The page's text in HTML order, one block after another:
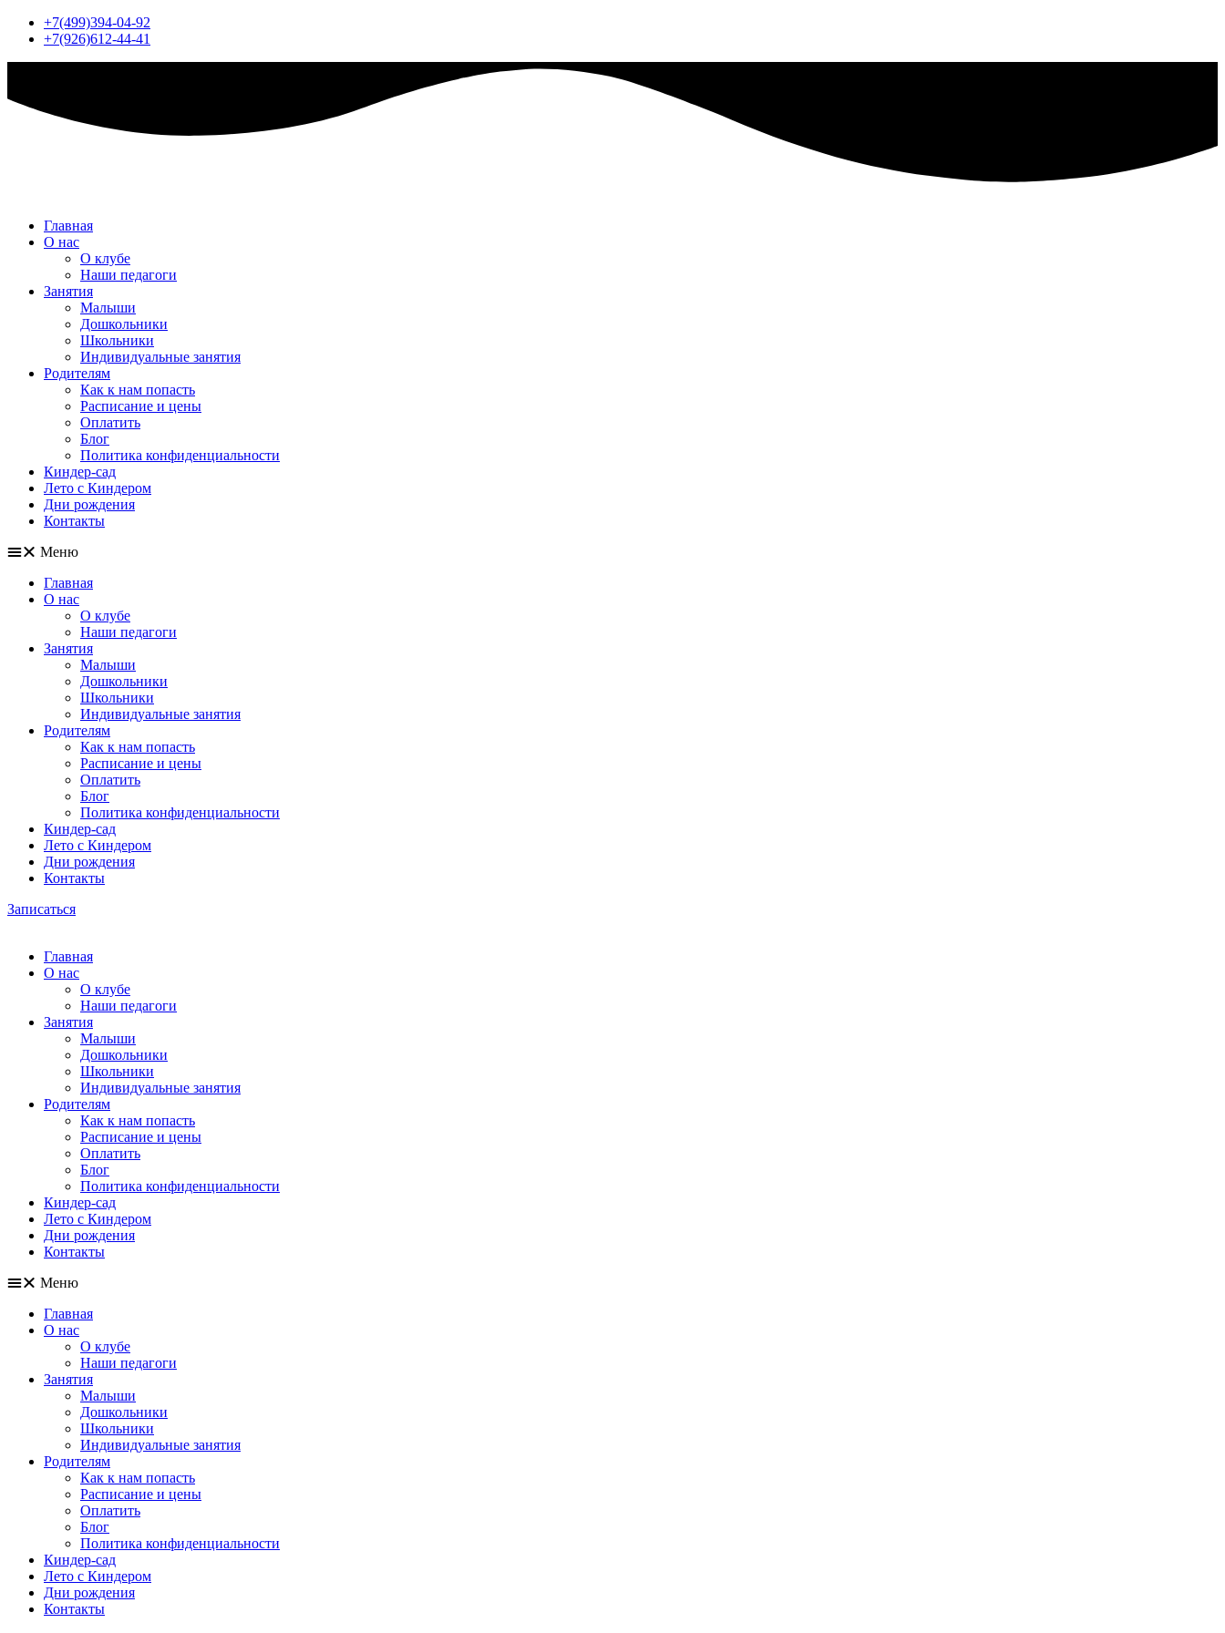
+7(499)394-04-92
+7(926)612-44-41
Главная
О нас
О клубе
Наши педагоги
Занятия
Малыши
Дошкольники
Школьники
Индивидуальные занятия
Родителям
Как к нам попасть
Расписание и цены
Оплатить
Блог
Политика конфиденциальности
Киндер-сад
Лето с Киндером
Дни рождения
Контакты
Меню
Главная
О нас
О клубе
Наши педагоги
Занятия
Малыши
Дошкольники
Школьники
Индивидуальные занятия
Родителям
Как к нам попасть
Расписание и цены
Оплатить
Блог
Политика конфиденциальности
Киндер-сад
Лето с Киндером
Дни рождения
Контакты
Записаться
Главная
О нас
О клубе
Наши педагоги
Занятия
Малыши
Дошкольники
Школьники
Индивидуальные занятия
Родителям
Как к нам попасть
Расписание и цены
Оплатить
Блог
Политика конфиденциальности
Киндер-сад
Лето с Киндером
Дни рождения
Контакты
Меню
Главная
О нас
О клубе
Наши педагоги
Занятия
Малыши
Дошкольники
Школьники
Индивидуальные занятия
Родителям
Как к нам попасть
Расписание и цены
Оплатить
Блог
Политика конфиденциальности
Киндер-сад
Лето с Киндером
Дни рождения
Контакты